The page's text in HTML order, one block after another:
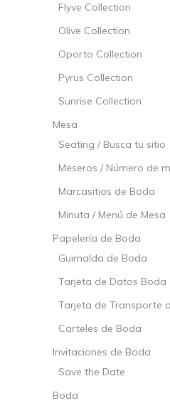
Flyve Collection
Olive Collection
Oporto Collection
Pyrus Collection
Sunrise Collection
Mesa
Seating / Busca tu sitio
Meseros / Número de
Marcasitios de Boda
Minuta / Menú de Mesa
Papelería de Boda
Guirnalda de Boda
Tarjeta de Datos Boda
Tarjeta de Transporte
Carteles de Boda
Invitaciones de Boda
Save the Date
Boda